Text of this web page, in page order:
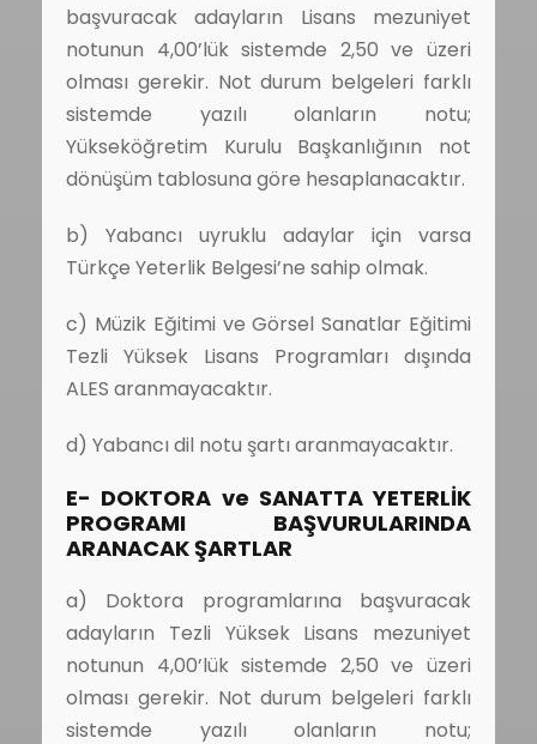
başvuracak adayların Lisans mezuniyet
notunun 4,00’lük sistemde 2,50 ve üzeri
olması gerekir. Not durum belgeleri farklı
sistemde yazılı olanların notu;
Yükseköğretim Kurulu Başkanlığının not
dönüşüm tablosuna göre hesaplanacaktır.
b) Yabancı uyruklu adaylar için varsa
Türkçe Yeterlik Belgesi’ne sahip olmak.
c) Müzik Eğitimi ve Görsel Sanatlar Eğitimi
Tezli Yüksek Lisans Programları dışında
ALES aranmayacaktır.
d) Yabancı dil notu şartı aranmayacaktır.
E- DOKTORA ve SANATTA YETERLİK
PROGRAMI BAŞVURULARINDA
ARANACAK ŞARTLAR
a) Doktora programlarına başvuracak
adayların Tezli Yüksek Lisans mezuniyet
notunun 4,00’lük sistemde 2,50 ve üzeri
olması gerekir. Not durum belgeleri farklı
sistemde yazılı olanların notu;